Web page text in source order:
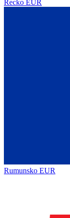
Řecko EUR
Rumunsko EUR